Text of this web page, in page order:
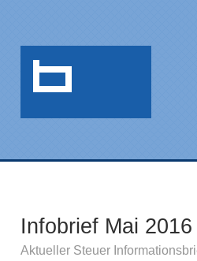
Infobrief Mai 2016
Aktueller Steuer